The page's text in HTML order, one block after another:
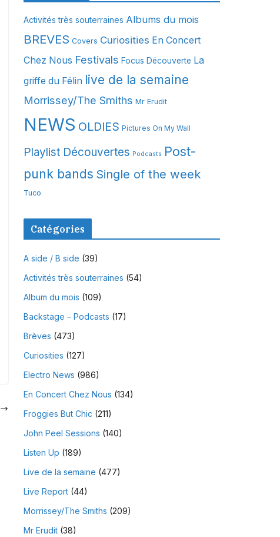
e
s
Activités très souterraines Albums du mois
BREVES Covers Curiosities En Concert
Chez Nous Festivals Focus Découverte La
griffe du Félin live de la semaine
Morrissey/The Smiths Mr Erudit
NEWS OLDIES Pictures On My Wall
Playlist Découvertes Podcasts Post-
punk bands Single of the week
Tuco
Catégories
A side / B side (39)
Activités très souterraines (54)
Album du mois (109)
Backstage – Podcasts (17)
Brèves (473)
Curiosities (127)
Electro News (986)
En Concert Chez Nous (134)
Froggies But Chic (211)
John Peel Sessions (140)
Listen Up (189)
Live de la semaine (477)
Live Report(44)
Morrissey/The Smiths (209)
Mr Erudit(38)